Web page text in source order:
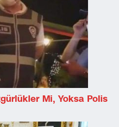
Mi, Yoksa Polis